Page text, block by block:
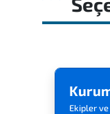
Ekipler